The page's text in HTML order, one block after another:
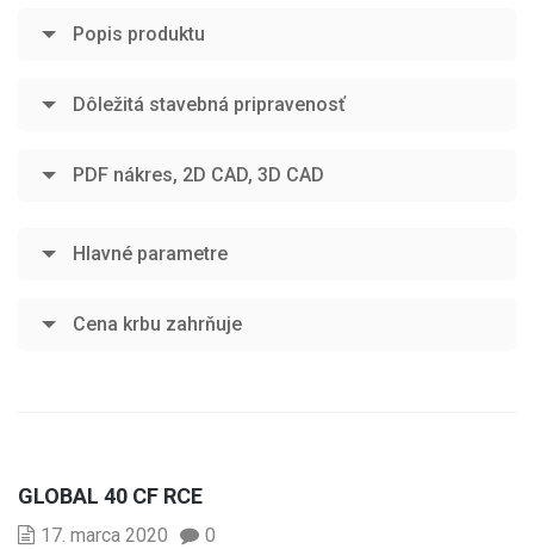
Popis produktu
Dôležitá stavebná pripravenosť
PDF nákres, 2D CAD, 3D CAD
Hlavné parametre
Cena krbu zahrňuje
GLOBAL 40 CF RCE
17. marca 2020 0